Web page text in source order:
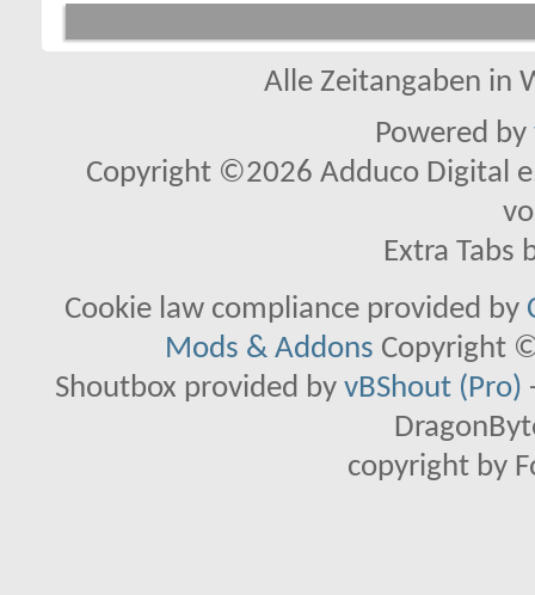
Alle Zeitangaben in
Powered by
Copyright ©2026 Adduco Digital
Extra Tabs
Cookie law compliance provided by
Mods & Addons Copyright
Shoutbox provided by vBShout (Pro)
copyright by